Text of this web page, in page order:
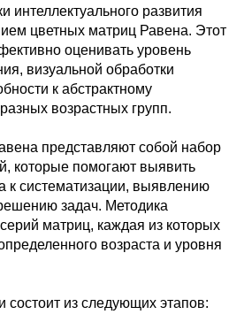
интеллектуального развития
цветных матриц Равена. Этот
оценивать уровень
визуальной обработки
к абстрактному
возрастных групп.
представляют собой набор
которые помогают выявить
к систематизации, выявлению
задач. Методика
матриц, каждая из которых
возраста и уровня
состоит из следующих этапов: